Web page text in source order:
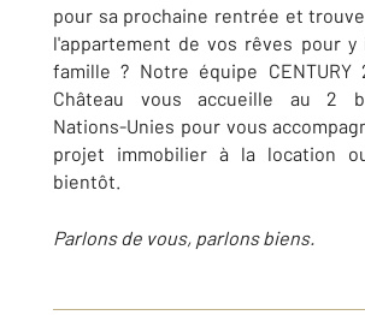
pour sa prochaine rentrée et
l'appartement de vos rêves pour
famille ? Notre équipe CENTURY
Château vous accueille au 2
Nations-Unies pour vous
projet immobilier à la location
bientôt.
Parlons de vous, parlons biens.